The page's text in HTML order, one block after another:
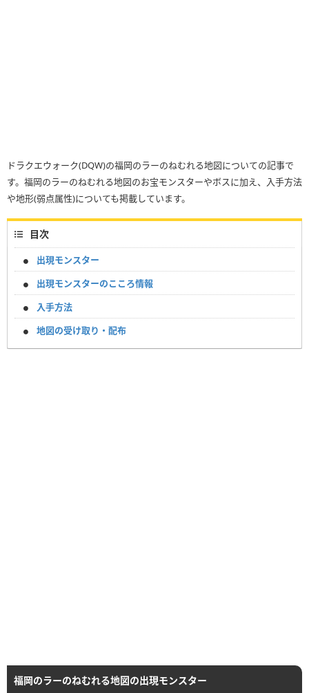
ドラクエウォーク(DQW)の福岡のラーのねむれる地図についての記事で
す。福岡のラーのねむれる地図のお宝モンスターやボスに加え、入手方法
や地形(弱点属性)についても掲載しています。
目次
出現モンスター
出現モンスターのこころ情報
入手方法
地図の受け取り・配布
福岡のラーのねむれる地図の出現モンスター